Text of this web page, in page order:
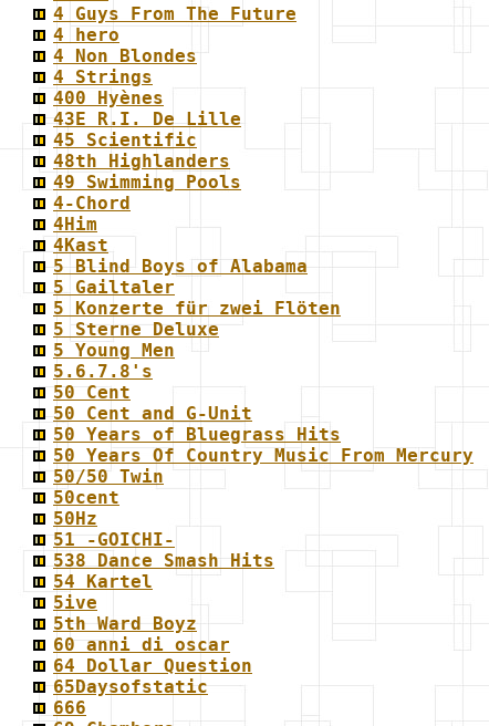
4 Guys From The Future
4 hero
4 Non Blondes
4 Strings
400 Hyènes
43E R.I. De Lille
45 Scientific
48th Highlanders
49 Swimming Pools
4-Chord
4Him
4Kast
5 Blind Boys of Alabama
5 Gailtaler
5 Konzerte für zwei Flöten
5 Sterne Deluxe
5 Young Men
5.6.7.8's
50 Cent
50 Cent and G-Unit
50 Years of Bluegrass Hits
50 Years Of Country Music From Mercury
50/50 Twin
50cent
50Hz
51 -GOICHI-
538 Dance Smash Hits
54 Kartel
5ive
5th Ward Boyz
60 anni di oscar
64 Dollar Question
65Daysofstatic
666